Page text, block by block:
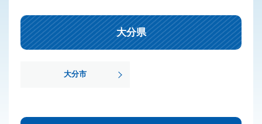
大分県
大分市